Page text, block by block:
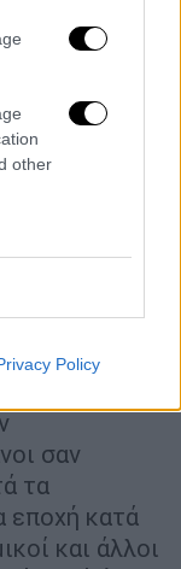
other
Policy
αυτοί
για
του
συμβατές
εποχή
σαν
τα
εποχή κατά
και άλλοι